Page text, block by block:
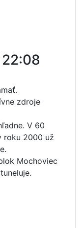
22:08
zdroje
V 60
roku 2000 už
Mochoviec